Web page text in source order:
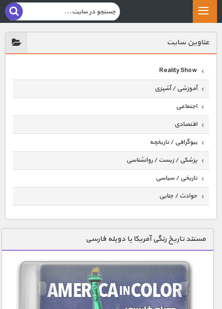
عناوين سايت
Reality Show
آموزشی / آشپزی
اجتماعی
اقتصادی
بیوگرافی / تاریخچه
پزشکی / زیست / روانشناسی
تاریخی / سیاسی
حوادث / جنایی
دنیای خوراکی ها
زمین شناسی / محیط زیست
سازه/ معماری/ مهندسی
سرگرمی
شناخت کودکان
مستند تاریخ رنگی آمریکا با دوبله فارسی